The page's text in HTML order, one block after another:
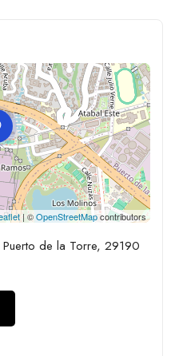
| ©OpenStreetMapcontributors
de la Torre, 29190